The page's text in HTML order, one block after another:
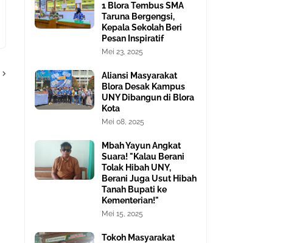
1 Blora Tembus SMA
Taruna Bergengsi,
Kepala Sekolah Beri
Pesan Inspiratif
Mei 23, 2025
Aliansi Masyarakat
Blora Desak Kampus
UNY Dibangun di Blora
Kota
Mei 08, 2025
Mbah Yayun Angkat
Suara! "Kalau Berani
Tolak Hibah UNY,
Berani Juga Usut Hibah
Tanah Bupati ke
Kementerian!"
Mei 15, 2025
Tokoh Masyarakat